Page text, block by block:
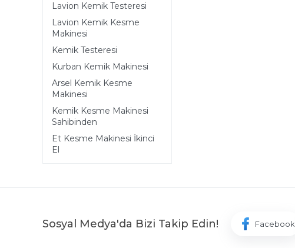
Lavion Kemik Testeresi
Lavion Kemik Kesme
Makinesi
Kemik Testeresi
Kurban Kemik Makinesi
Arsel Kemik Kesme
Makinesi
Kemik Kesme Makinesi
Sahibinden
Et Kesme Makinesi İkinci
El
Sosyal Medya'da Bizi Takip Edin! Facebook